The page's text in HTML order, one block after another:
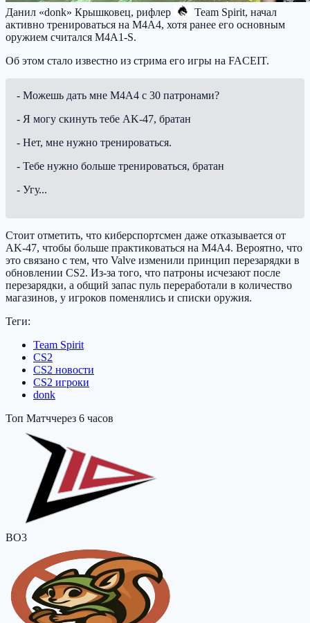
Данил «donk» Крышковец, рифлер Team Spirit, начал
активно тренироваться на M4A4, хотя ранее его основным
оружием считался M4A1-S.
Об этом стало известно из стрима его игры на FACEIT.
- Можешь дать мне M4A4 с 30 патронами?
- Я могу скинуть тебе AK-47, братан
- Нет, мне нужно тренироваться.
- Тебе нужно больше тренироваться, братан
- Угу...
Стоит отметить, что киберспортсмен даже отказывается от
AK-47, чтобы больше практиковаться на M4A4. Вероятно, что
это связано с тем, что Valve изменили принцип перезарядки в
обновлении CS2. Из-за того, что патроны исчезают после
перезарядки, а общий запас пуль переработали в количество
магазинов, у игроков поменялись и списки оружия.
Теги:
Team Spirit
CS2
CS2 новости
CS2 игроки
donk
Топ Матччерез 6 часов
BO3